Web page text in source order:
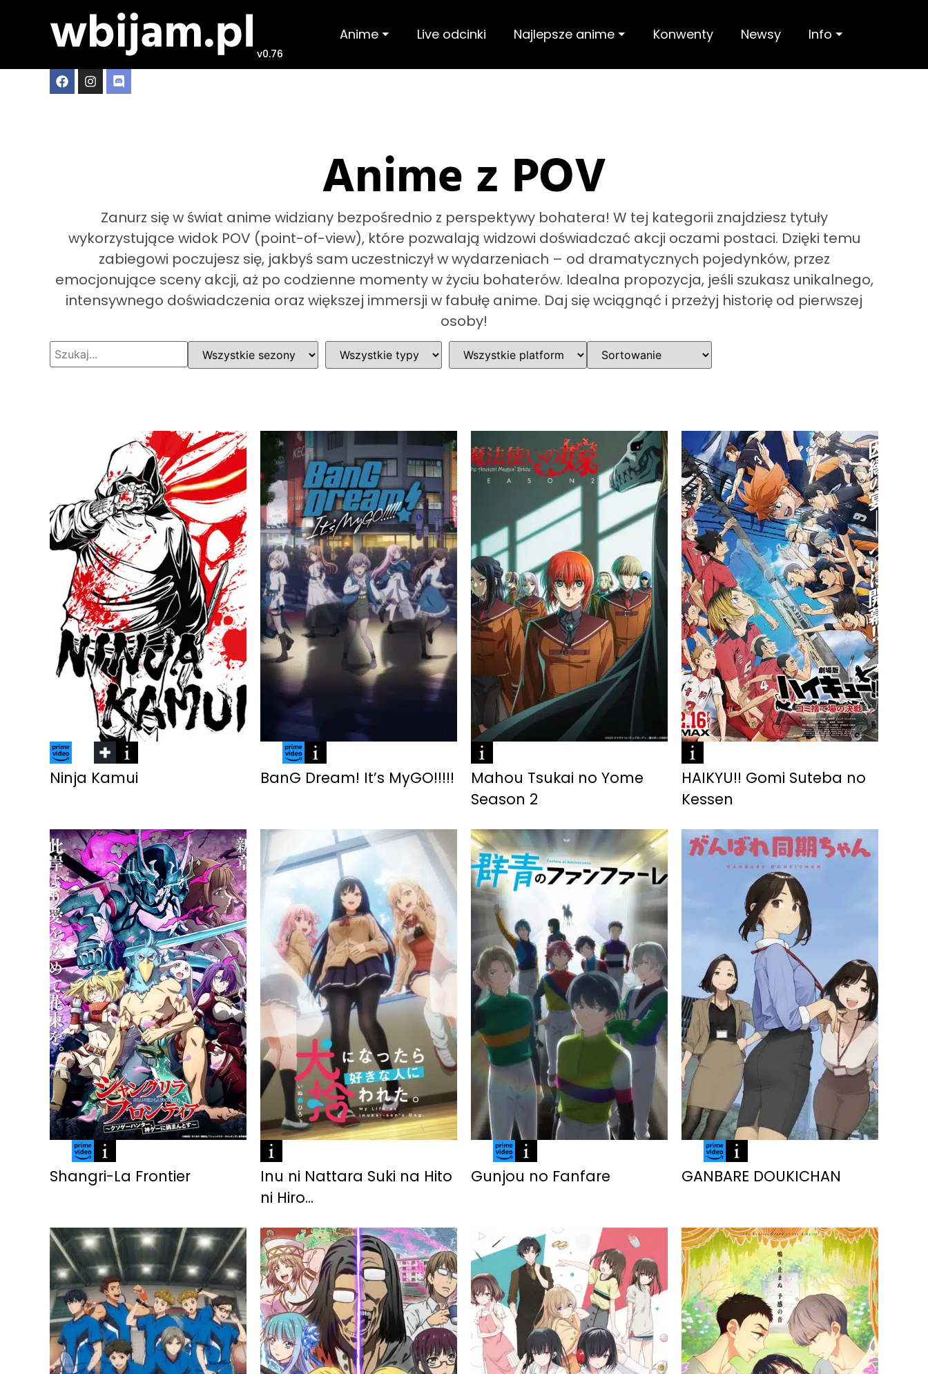
v0.76
Anime ⏷ Live odcinki Najlepsze anime ⏷ Konwenty Newsy Info ⏷
Anime z POV
Zanurz się w świat anime widziany bezpośrednio z perspektywy bohatera! W tej kategorii znajdziesz tytuły
wykorzystujące widok POV (point-of-view), które pozwalają widzowi doświadczać akcji oczami postaci. Dzięki temu
zabiegowi poczujesz się, jakbyś sam uczestniczył w wydarzeniach – od dramatycznych pojedynków, przez
emocjonujące sceny akcji, aż po codzienne momenty w życiu bohaterów. Idealna propozycja, jeśli szukasz unikalnego,
intensywnego doświadczenia oraz większej immersji w fabułę anime. Daj się wciągnąć i przeżyj historię od pierwszej
osoby!
Ninja Kamui BanG Dream! It’s MyGO!!!!!
Mahou Tsukai no Yome
Season 2
HAIKYU!! Gomi Suteba no
Kessen
Shangri-La Frontier
Inu ni Nattara Suki na Hito
ni Hiro...
Gunjou no Fanfare GANBARE DOUKICHAN